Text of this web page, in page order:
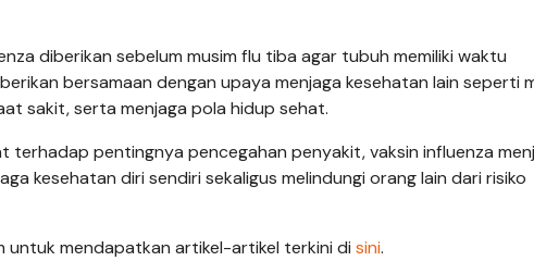
diberikan sebelum musim flu tiba agar tubuh memiliki waktu
bersamaan dengan upaya menjaga kesehatan lain seperti
sakit, serta menjaga pola hidup sehat.
terhadap pentingnya pencegahan penyakit, vaksin influenza
kesehatan diri sendiri sekaligus melindungi orang lain dari risiko
untuk mendapatkan artikel-artikel terkini di sini.